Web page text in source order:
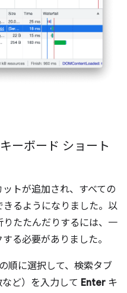
ーボード ショート
トが追加され、すべての
るようになりました。以
たたんだりするには、一
る必要がありました。
順に選択して、検索タブ
ど）を入力して Enter キ